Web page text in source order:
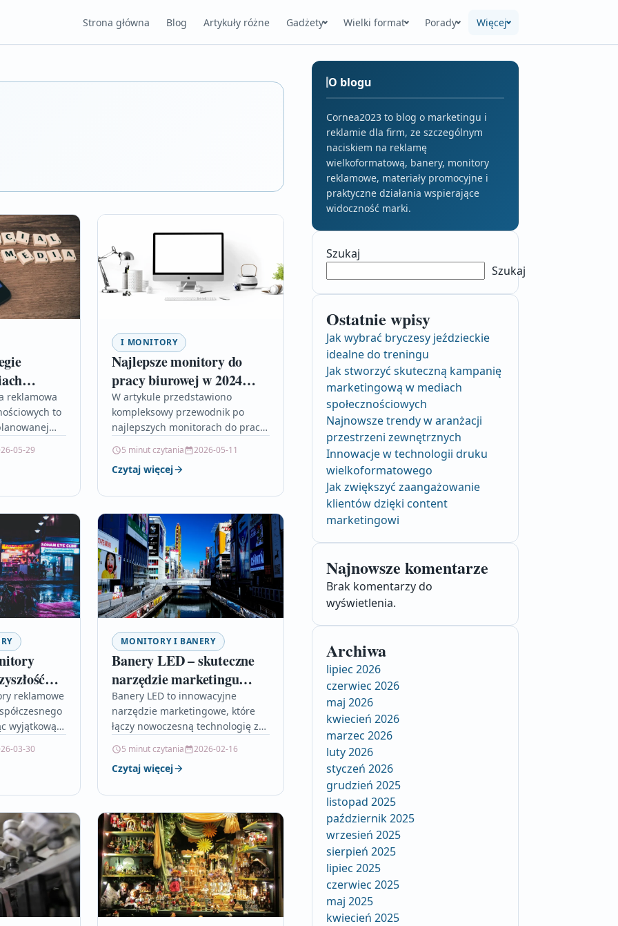
Strona główna Blog Artykuły różne Gadżety Wielki format Porady Więcej
reklamowa
to
oraz
05-29
I MONITORY
Najlepsze monitory do
pracy biurowej w 2024
roku
W artykule przedstawiono
kompleksowy przewodnik po
najlepszych monitorach do pracy
uwzględniając kluczowe cechy
wpływające na komfort, zdrowie i
5 minut czytania 2026-05-11
Czytaj więcej
reklamowe
wyjątkową
oraz
03-30
MONITORY I BANERY
Banery LED – skuteczne
narzędzie marketingu
zewnętrznego
Banery LED to innowacyjne
narzędzie marketingowe, które
łączy nowoczesną technologię z
wizualną. Dzięki dynamicznemu
wyświetlaniu treści, jasności
5 minut czytania 2026-02-16
Czytaj więcej
O blogu
Cornea2023 to blog o marketingu i
reklamie dla firm, ze szczególnym
naciskiem na reklamę
wielkoformatową, banery, monitory
reklamowe, materiały promocyjne i
praktyczne działania wspierające
widoczność marki.
Szukaj
Szukaj
Ostatnie wpisy
Jak wybrać bryczesy jeździeckie
idealne do treningu
Jak stworzyć skuteczną kampanię
marketingową w mediach
społecznościowych
Najnowsze trendy w aranżacji
przestrzeni zewnętrznych
Innowacje w technologii druku
wielkoformatowego
Jak zwiększyć zaangażowanie
klientów dzięki content
marketingowi
Najnowsze komentarze
Brak komentarzy do
wyświetlenia.
Archiwa
lipiec 2026
czerwiec 2026
maj 2026
kwiecień 2026
marzec 2026
luty 2026
styczeń 2026
grudzień 2025
listopad 2025
październik 2025
wrzesień 2025
sierpień 2025
lipiec 2025
czerwiec 2025
maj 2025
kwiecień 2025